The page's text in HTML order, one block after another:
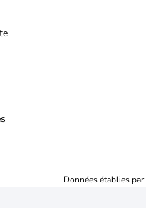
Données établies par